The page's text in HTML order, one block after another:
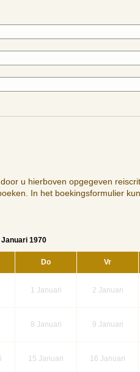
u hierboven opgegeven
In het boekingsformulier
Januari 1970
Do Vr
1 Januari 2 Januari
8 Januari 9 Januari
15 Januari 16 Januari